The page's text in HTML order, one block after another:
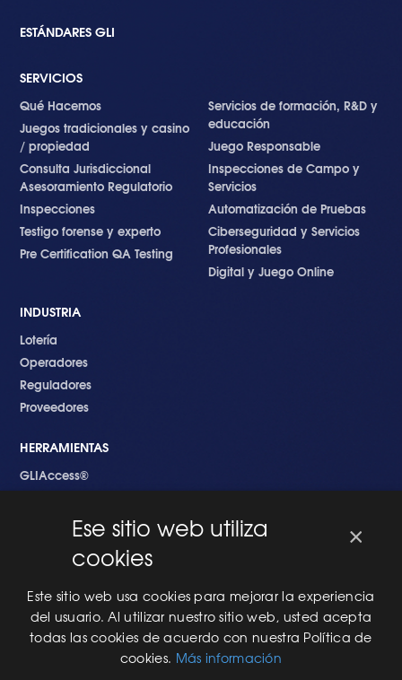
ESTÁNDARES GLI
SERVICIOS
Qué Hacemos
Juegos tradicionales y casino
/ propiedad
Consulta Jurisdiccional
Asesoramiento Regulatorio
Inspecciones
Testigo forense y experto
Pre Certification QA Testing
Servicios de formación, R&D y
educación
Juego Responsable
Inspecciones de Campo y
Servicios
Automatización de Pruebas
Ciberseguridad y Servicios
Profesionales
Digital y Juego Online
INDUSTRIA
Lotería
Operadores
Reguladores
Proveedores
HERRAMIENTAS
GLIAccess®
EMPEZANDO
Nuevo en GLI
Nuevo Software
Una Nueva Máquina
Modificaciones al Software
Modificaciones al Hardware
×
Ese sitio web utiliza
cookies
Este sitio web usa cookies para mejorar la experiencia
del usuario. Al utilizar nuestro sitio web, usted acepta
todas las cookies de acuerdo con nuestra Política de
cookies. Más información